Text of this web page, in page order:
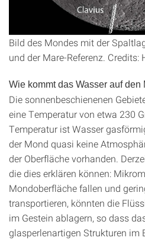
Bild des Mondes mit der
und der Mare-Referenz. Credits:
Wie kommt das Wasser auf den
Die sonnenbeschienenen
eine Temperatur von etwa 230
Temperatur ist Wasser
der Mond quasi keine
der Oberfläche vorhanden.
die dies erklären können:
Mondoberfläche fallen und
transportieren, könnten die
im Gestein ablagern, so dass
glasperlenartigen Strukturen im